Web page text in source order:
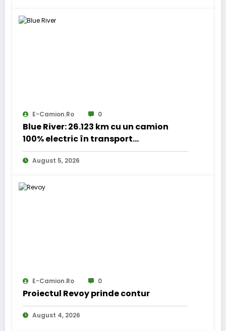
E-Camion.ro 0
Blue River: 26.123 km cu un camion
100% electric în transport
internațional
August 5, 2026
E-Camion.ro 0
Proiectul Revoy prinde contur
August 4, 2026